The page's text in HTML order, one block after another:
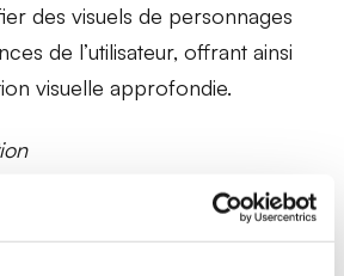
des visuels de personnages
de l’utilisateur, offrant ainsi
visuelle approfondie.
ajuster l’apparence des
réel, grâce à la
génération